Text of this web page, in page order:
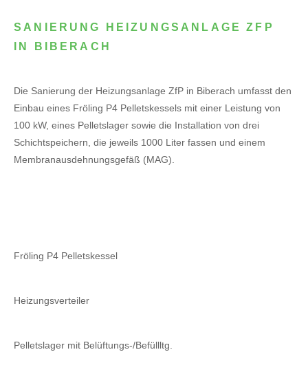
SANIERUNG HEIZUNGSANLAGE ZFP
IN BIBERACH
Die Sanierung der Heizungsanlage ZfP in Biberach umfasst den
Einbau eines Fröling P4 Pelletskessels mit einer Leistung von
100 kW, eines Pelletslager sowie die Installation von drei
Schichtspeichern, die jeweils 1000 Liter fassen und einem
Membranausdehnungsgefäß (MAG).
Fröling P4 Pelletskessel
Heizungsverteiler
Pelletslager mit Belüftungs-/Befüllltg.